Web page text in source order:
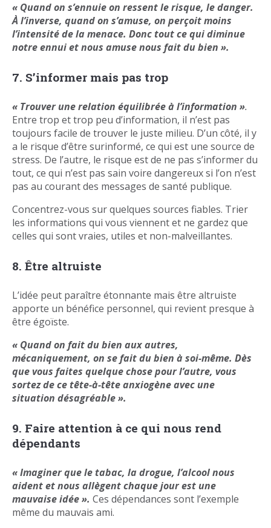
« Quand on s’ennuie on ressent le risque, le danger.
À l’inverse, quand on s’amuse, on perçoit moins
l’intensité de la menace. Donc tout ce qui diminue
notre ennui et nous amuse nous fait du bien ».
7. S’informer mais pas trop
« Trouver une relation équilibrée à l’information ».
Entre trop et trop peu d’information, il n’est pas
toujours facile de trouver le juste milieu. D’un côté, il y
a le risque d’être surinformé, ce qui est une source de
stress. De l’autre, le risque est de ne pas s’informer du
tout, ce qui n’est pas sain voire dangereux si l’on n’est
pas au courant des messages de santé publique.
Concentrez-vous sur quelques sources fiables. Trier
les informations qui vous viennent et ne gardez que
celles qui sont vraies, utiles et non-malveillantes.
8. Être altruiste
L’idée peut paraître étonnante mais être altruiste
apporte un bénéfice personnel, qui revient presque à
être égoïste.
« Quand on fait du bien aux autres,
mécaniquement, on se fait du bien à soi-même. Dès
que vous faites quelque chose pour l’autre, vous
sortez de ce tête-à-tête anxiogène avec une
situation désagréable ».
9. Faire attention à ce qui nous rend
dépendants
« Imaginer que le tabac, la drogue, l’alcool nous
aident et nous allègent chaque jour est une
mauvaise idée ». Ces dépendances sont l’exemple
même du mauvais ami.